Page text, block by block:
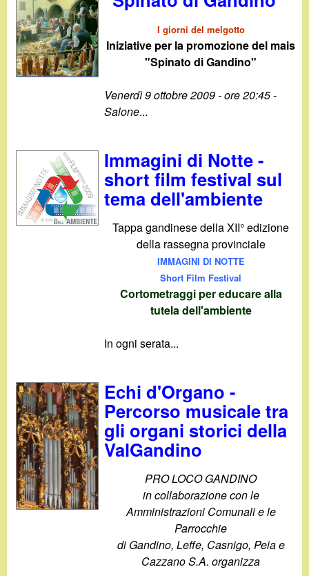
I giorni del melgotto
Iniziative per la promozione del mais
"Spinato di Gandino"
Venerdì 9 ottobre 2009 - ore 20:45 -
Salone...
Immagini di Notte -
short film festival sul
tema dell'ambiente
Tappa gandinese della XII° edizione
della rassegna provinciale
IMMAGINI DI NOTTE
Short Film Festival
Cortometraggi per educare alla
tutela dell'ambiente
In ogni serata...
Echi d'Organo -
Percorso musicale tra
gli organi storici della
ValGandino
PRO LOCO GANDINO
in collaborazione con le
Amministrazioni Comunali e le
Parrocchie
di Gandino, Leffe, Casnigo, Peia e
Cazzano S.A. organizza